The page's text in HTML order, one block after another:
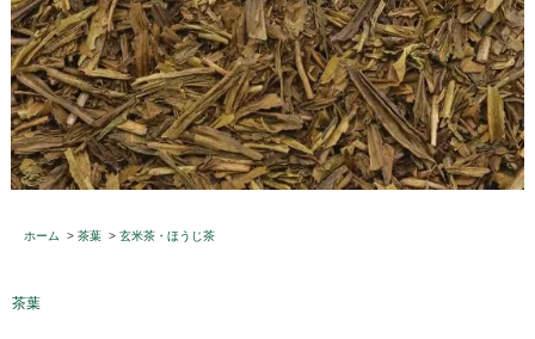
ホーム > 茶葉 > 玄米茶・ほうじ茶
茶葉